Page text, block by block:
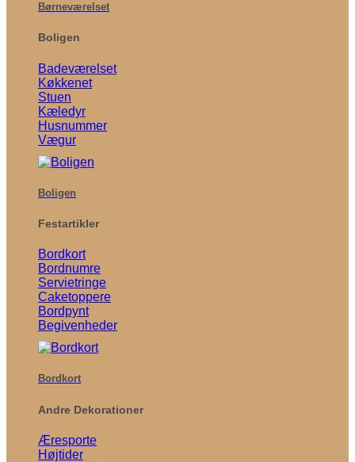
Børneværelset
Boligen
Badeværelset
Køkkenet
Stuen
Kæledyr
Husnummer
Vægur
Boligen
Festartikler
Bordkort
Bordnumre
Servietringe
Caketoppere
Bordpynt
Begivenheder
Bordkort
Andre Dekorationer
Æresporte
Højtider